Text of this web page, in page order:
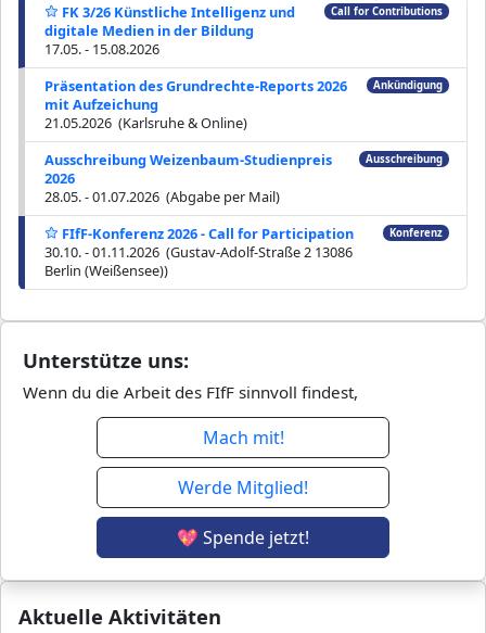
FK 3/26 Künstliche Intelligenz und
digitale Medien in der Bildung
17.05. - 15.08.2026
Call for Contributions
Präsentation des Grundrechte-Reports 2026
mit Aufzeichung
21.05.2026 (Karlsruhe & Online)
Ankündigung
Ausschreibung Weizenbaum-Studienpreis
2026
28.05. - 01.07.2026 (Abgabe per Mail)
Ausschreibung
FIfF-Konferenz 2026 - Call for Participation
30.10. - 01.11.2026 (Gustav-Adolf-Straße 2 13086
Berlin (Weißensee))
Konferenz
Aktuelle Aktivitäten
Unterstütze uns:
Wenn du die Arbeit des FIfF sinnvoll findest,
Mach mit!
Werde Mitglied!
💖 Spende jetzt!